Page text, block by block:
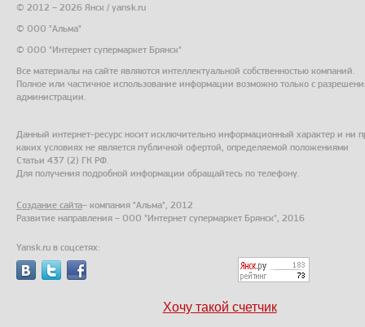
© 2012 – 2026 Янск / yansk.ru
© ООО "Альма"
© ООО "Интернет супермаркет Брянск"
Все материалы на сайте являются интеллектуальной собственностью компаний.
Полное или частичное использование информации возможно только с
администрации.
Данный интернет-ресурс носит исключительно информационный характер и ни
каких условиях не является публичной офертой, определяемой положениями
Статьи 437 (2) ГК РФ.
Для получения подробной информации обращайтесь по телефону.
Создание сайта– компания "Альма", 2012
Развитие направления – ООО "Интернет супермаркет Брянск", 2016
Yansk.ru в соцсетях:
Хочу такой счетчик